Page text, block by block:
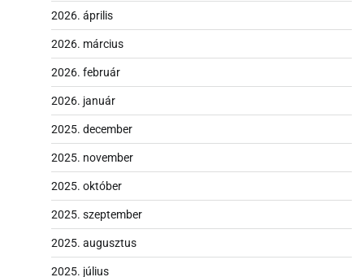
2026. április
2026. március
2026. február
2026. január
2025. december
2025. november
2025. október
2025. szeptember
2025. augusztus
2025. július